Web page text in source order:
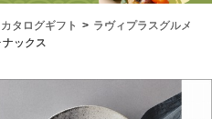
カタログギフト
ラヴィプラスグルメ
ックス